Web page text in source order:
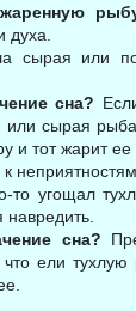
духа.
сырая или
сна?
сырая
и тот жарит ее
то угощал
сна?
что ели